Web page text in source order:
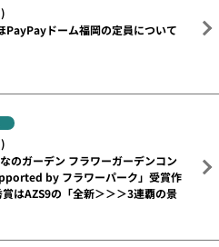
PayPayドーム福岡の定員について
なのガーデン フラワーガーデンコン
by フラワーパーク」受賞作
はAZS9の「全新＞＞＞3連覇の景